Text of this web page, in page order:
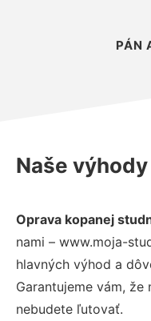
PÁN
Naše výhody
Oprava kopanej
nami – www.moja-
hlavných výhod a
Garantujeme vám, že
nebudete ľutovať.